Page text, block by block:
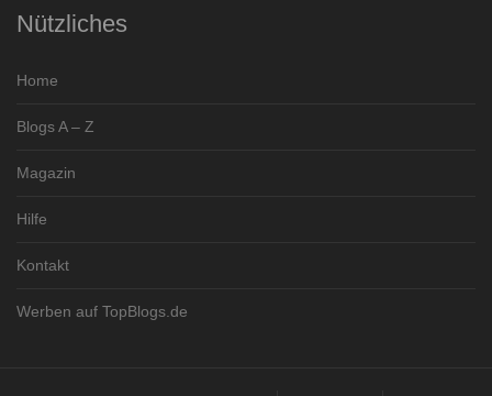
Nützliches
Home
Blogs A – Z
Magazin
Hilfe
Kontakt
Werben auf TopBlogs.de